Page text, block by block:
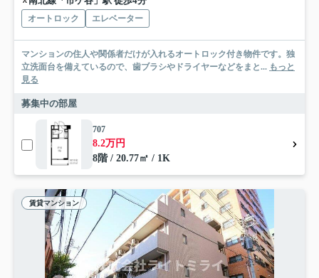
オートロック エレベーター
マンションの住人や関係者だけが入れるオートロック付き物件です。独
立洗面台を備えているので、歯ブラシやドライヤーなどをまと... もっと
見る
募集中の部屋
707
8.2万円
8階 / 20.77㎡ / 1K
賃貸マンション